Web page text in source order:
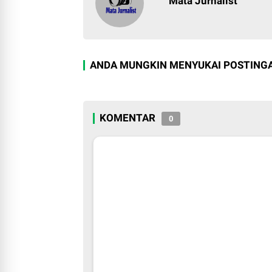
ANDA MUNGKIN MENYUKAI
KOMENTAR 0